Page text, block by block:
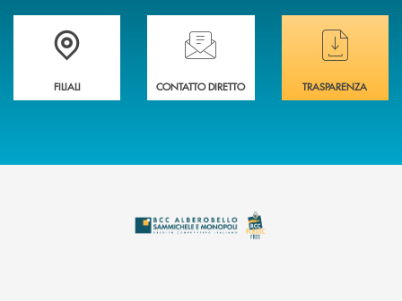
Trova la filiale più vicina a te
FILIALI
Hai bisogno di assistenza immediata ?
CONTATTO DIRETTO
Hai bisogno di
TRASPARENZA